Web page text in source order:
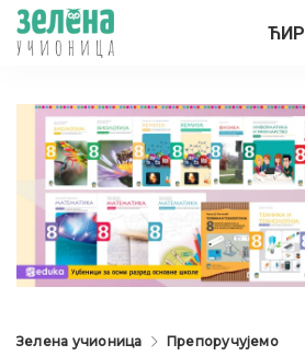
ЋИР
Зелена учионица Препоручујемо